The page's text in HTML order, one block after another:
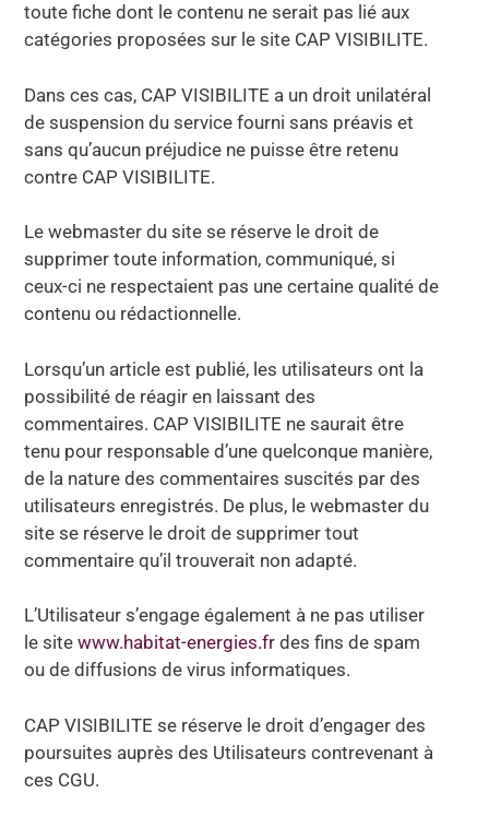
toute fiche dont le contenu ne serait pas lié aux
catégories proposées sur le site CAP VISIBILITE.
Dans ces cas, CAP VISIBILITE a un droit unilatéral
de suspension du service fourni sans préavis et
sans qu’aucun préjudice ne puisse être retenu
contre CAP VISIBILITE.
Le webmaster du site se réserve le droit de
supprimer toute information, communiqué, si
ceux-ci ne respectaient pas une certaine qualité de
contenu ou rédactionnelle.
Lorsqu’un article est publié, les utilisateurs ont la
possibilité de réagir en laissant des
commentaires. CAP VISIBILITE ne saurait être
tenu pour responsable d’une quelconque manière,
de la nature des commentaires suscités par des
utilisateurs enregistrés. De plus, le webmaster du
site se réserve le droit de supprimer tout
commentaire qu’il trouverait non adapté.
L’Utilisateur s’engage également à ne pas utiliser
le sitewww.habitat-energies.fr des fins de spam
ou de diffusions de virus informatiques.
CAP VISIBILITE se réserve le droit d’engager des
poursuites auprès des Utilisateurs contrevenant à
ces CGU.